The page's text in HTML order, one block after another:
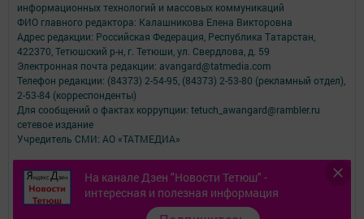
На канале Дзен "Новости Тетюш" -
интересная и полезная информация
информационных технологий и массовых коммуникаций
ФИО главного редактора: Калашникова Елена Викторовна
Адрес редакции: Российская Федерация, Республика Татарстан,
422370, Тетюшский р-н, г. Тетюши, ул. Свердлова, д. 59
Электронная почта редакции: avangard@tatmedia.com
Телефон редакции: (84373) 2-54-95, (84373) 2-53-80 (рекламный отдел),
2-53-84 (корреспонденты)
Для сообщений о фактах коррупции: tetuch_awangard@rambler.ru
сетевое издание
Учредитель СМИ: АО «ТАТМЕДИА»
Антикоррупционная политика
АО «ТАТМЕДИА» использует «cookie»для персонализации сервисов и
удобства пользователей сайтом.
Использование «cookie» можно отменить в настройках браузера.